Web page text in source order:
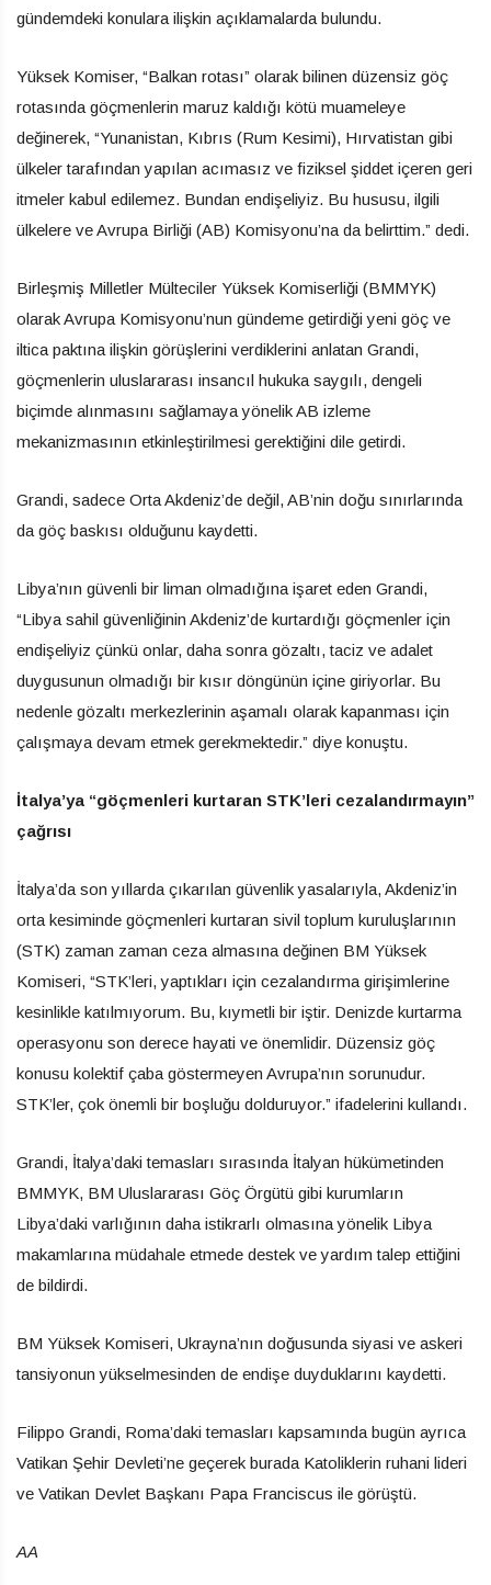
gündemdeki konulara ilişkin açıklamalarda bulundu.
Yüksek Komiser, “Balkan rotası” olarak bilinen düzensiz göç
rotasında göçmenlerin maruz kaldığı kötü muameleye
değinerek, “Yunanistan, Kıbrıs (Rum Kesimi), Hırvatistan gibi
ülkeler tarafından yapılan acımasız ve fiziksel şiddet içeren geri
itmeler kabul edilemez. Bundan endişeliyiz. Bu hususu, ilgili
ülkelere ve Avrupa Birliği (AB) Komisyonu’na da belirttim.” dedi.
Birleşmiş Milletler Mülteciler Yüksek Komiserliği (BMMYK)
olarak Avrupa Komisyonu’nun gündeme getirdiği yeni göç ve
iltica paktına ilişkin görüşlerini verdiklerini anlatan Grandi,
göçmenlerin uluslararası insancıl hukuka saygılı, dengeli
biçimde alınmasını sağlamaya yönelik AB izleme
mekanizmasının etkinleştirilmesi gerektiğini dile getirdi.
Grandi, sadece Orta Akdeniz’de değil, AB’nin doğu sınırlarında
da göç baskısı olduğunu kaydetti.
Libya’nın güvenli bir liman olmadığına işaret eden Grandi,
“Libya sahil güvenliğinin Akdeniz’de kurtardığı göçmenler için
endişeliyiz çünkü onlar, daha sonra gözaltı, taciz ve adalet
duygusunun olmadığı bir kısır döngünün içine giriyorlar. Bu
nedenle gözaltı merkezlerinin aşamalı olarak kapanması için
çalışmaya devam etmek gerekmektedir.” diye konuştu.
İtalya’ya “göçmenleri kurtaran STK’leri cezalandırmayın”
çağrısı
İtalya’da son yıllarda çıkarılan güvenlik yasalarıyla, Akdeniz’in
orta kesiminde göçmenleri kurtaran sivil toplum kuruluşlarının
(STK) zaman zaman ceza almasına değinen BM Yüksek
Komiseri, “STK’leri, yaptıkları için cezalandırma girişimlerine
kesinlikle katılmıyorum. Bu, kıymetli bir iştir. Denizde kurtarma
operasyonu son derece hayati ve önemlidir. Düzensiz göç
konusu kolektif çaba göstermeyen Avrupa’nın sorunudur.
STK’ler, çok önemli bir boşluğu dolduruyor.” ifadelerini kullandı.
Grandi, İtalya’daki temasları sırasında İtalyan hükümetinden
BMMYK, BM Uluslararası Göç Örgütü gibi kurumların
Libya’daki varlığının daha istikrarlı olmasına yönelik Libya
makamlarına müdahale etmede destek ve yardım talep ettiğini
de bildirdi.
BM Yüksek Komiseri, Ukrayna’nın doğusunda siyasi ve askeri
tansiyonun yükselmesinden de endişe duyduklarını kaydetti.
Filippo Grandi, Roma’daki temasları kapsamında bugün ayrıca
Vatikan Şehir Devleti’ne geçerek burada Katoliklerin ruhani lideri
ve Vatikan Devlet Başkanı Papa Franciscus ile görüştü.
AA